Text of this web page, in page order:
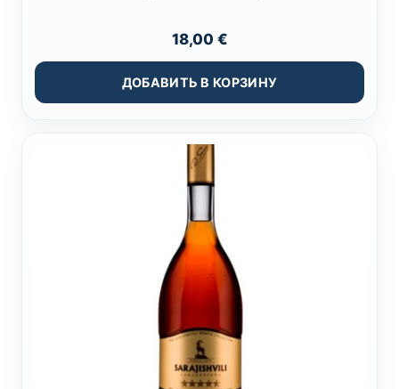
18,00 €
ДОБАВИТЬ В КОРЗИНУ